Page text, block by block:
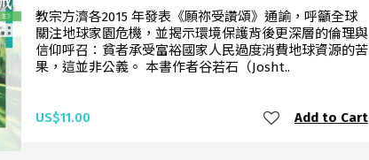
教宗方濟各2015 年發表《願祢受讚頌》通諭，呼籲全球
關注地球家園危機，並揭示環境保護背後更深層的倫理與
信仰呼召：貧者承受富裕國家人民過度消費地球資源的苦
果，這並非公義。 本書作者谷若石（Josht..
US$11.00 Add to Cart